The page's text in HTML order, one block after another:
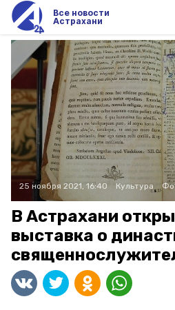
Все новости
Астрахани
25 ноября 2021, 16:40 Культура
В Астрахани
выставка о